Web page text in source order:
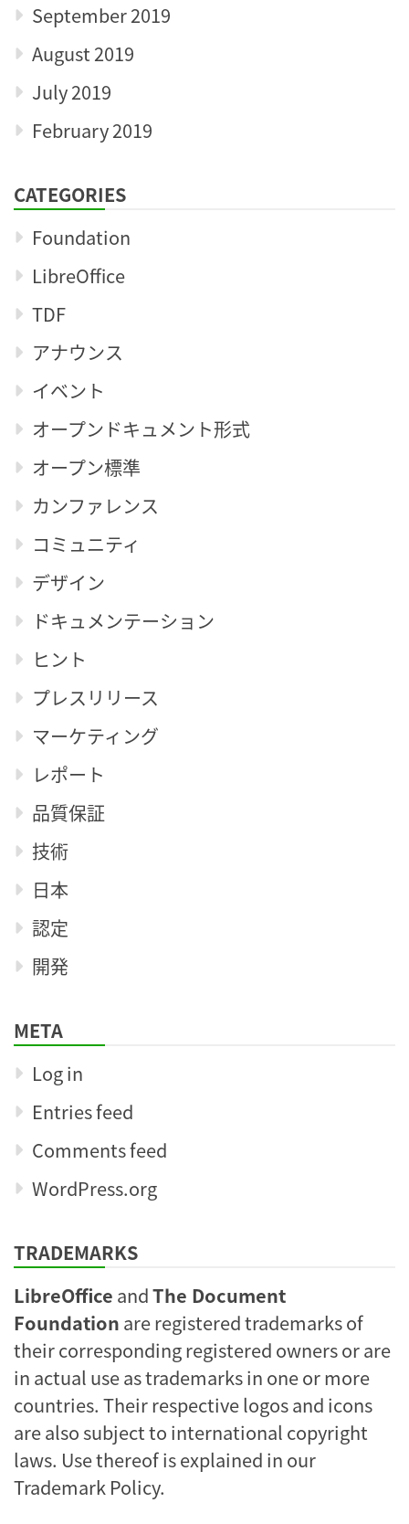
September 2019
August 2019
July 2019
February 2019
CATEGORIES
Foundation
LibreOffice
TDF
アナウンス
イベント
オープンドキュメント形式
オープン標準
カンファレンス
コミュニティ
デザイン
ドキュメンテーション
ヒント
プレスリリース
マーケティング
レポート
品質保証
技術
日本
認定
開発
META
Log in
Entries feed
Comments feed
WordPress.org
TRADEMARKS
LibreOffice andThe Document
Foundation are registered trademarks of
their corresponding registered owners or are
in actual use as trademarks in one or more
countries. Their respective logos and icons
are also subject to international copyright
laws. Use thereof is explained in our
Trademark Policy.